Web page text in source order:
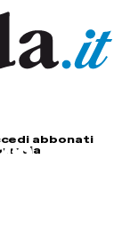
abbonati